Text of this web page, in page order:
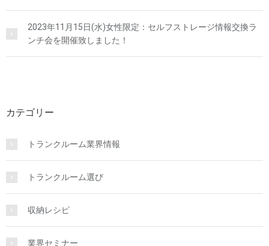
2023年11月15日(水)女性限定：セルフストレージ情報交換ラ
ンチ会を開催致しました！
カテゴリー
トランクルーム業界情報
トランクルーム選び
収納レシピ
業界セミナー